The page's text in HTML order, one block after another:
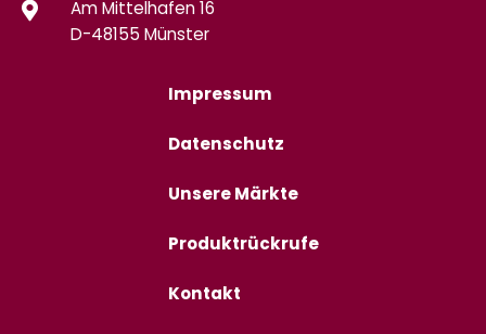
Am Mittelhafen 16
D-48155 Münster
Impressum
Datenschutz
Unsere Märkte
Produktrückrufe
Kontakt